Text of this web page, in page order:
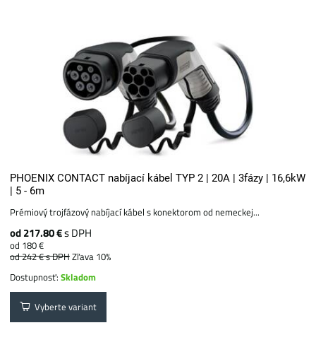
PHOENIX CONTACT nabíjací kábel TYP 2 | 20A | 3fázy | 16,6kW
| 5 - 6m
Prémiový trojfázový nabíjací kábel s konektorom od nemeckej...
od 217.80 €s DPH
od 180 €
od 242 €s DPHZľava 10%
Dostupnosť:Skladom
Vyberte variant